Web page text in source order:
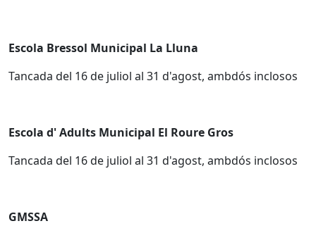
Escola Bressol Municipal La Lluna
Tancada del 16 de juliol al 31 d'agost, ambdós inclosos
Escola d' Adults Municipal El Roure Gros
Tancada del 16 de juliol al 31 d'agost, ambdós inclosos
GMSSA